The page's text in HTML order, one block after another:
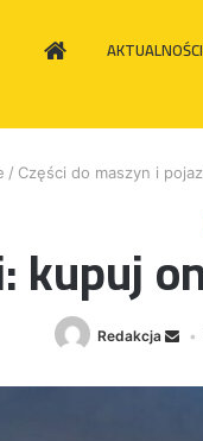
HOME AKTUALNOŚCI
/ Części do maszyn i
kupuj
Redakcja